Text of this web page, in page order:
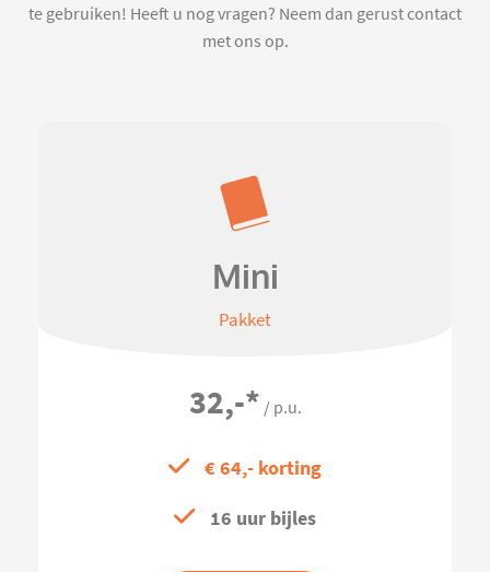
te gebruiken! Heeft u nog vragen? Neem dan gerust contact
met ons op.
Mini
Pakket
32,-* / p.u.
€ 64,- korting
16 uur bijles